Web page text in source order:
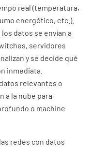
real (temperatura,
energético, etc.).
datos se envían a
servidores
y se decide qué
inmediata.
relevantes o
a la nube para
o machine
redes con datos